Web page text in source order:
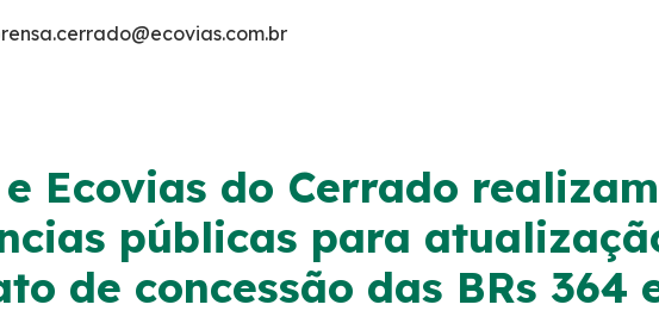
Ecovias do Cerrado realizam
públicas para
de concessão das BRs 364